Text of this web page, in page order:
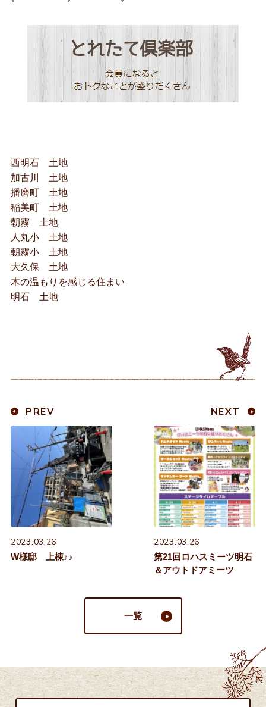
西明石 土地
加古川 土地
播磨町 土地
稲美町 土地
朝霧 土地
人丸小 土地
朝霧小 土地
大久保 土地
木の温もりを感じる住まい
明石 土地
PREV
2023.03.26
W様邸 上棟♪♪
NEXT
2023.03.26
第21回ロハスミーツ明石
＆アウトドアミーツ
一覧